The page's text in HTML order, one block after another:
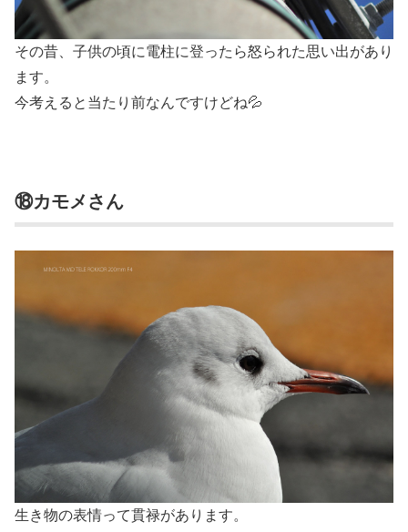
その昔、子供の頃に電柱に登ったら怒られた思い出があり
ます。
今考えると当たり前なんですけどね💦
⑱カモメさん
生き物の表情って貫禄があります。